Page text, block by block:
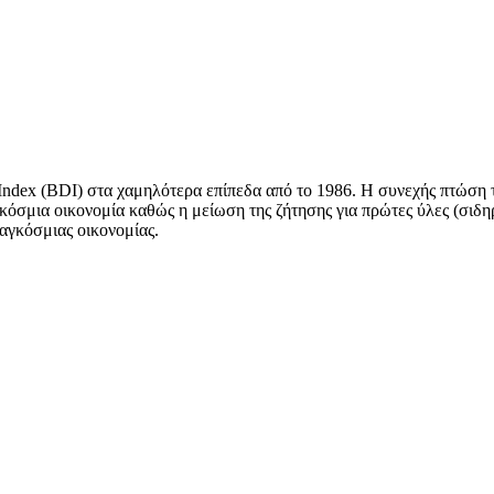
(BDI) στα χαμηλότερα επίπεδα από το 1986. Η συνεχής πτώση
οικονομία καθώς η μείωση της ζήτησης για πρώτες ύλες
οικονομίας.